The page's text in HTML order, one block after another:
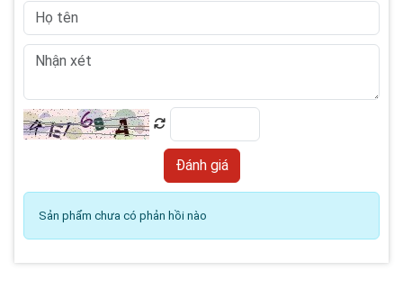
Sản phẩm chưa có phản hồi nào